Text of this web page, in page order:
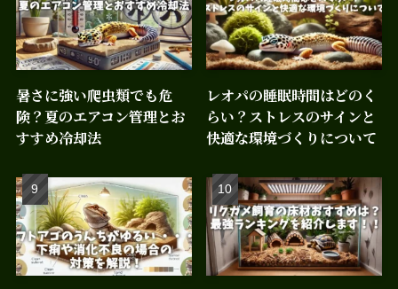
暑さに強い爬虫類でも危
険？夏のエアコン管理とお
すすめ冷却法
レオパの睡眠時間はどのく
らい？ストレスのサインと
快適な環境づくりについて